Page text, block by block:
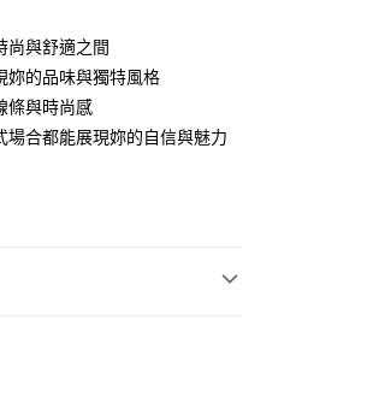
運費
運費
運費
尚與舒適之間
妳的品味與獨特風格
條與時尚感
合都能展現妳的自信與魅力